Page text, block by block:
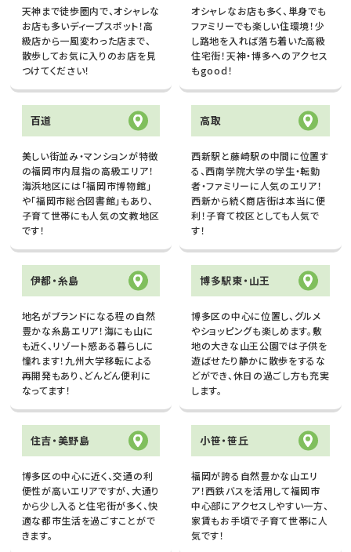
天神まで徒歩圏内で、オシャレな
お店も多いディープスポット！高
級店から一風変わった店まで、
散歩してお気に入りのお店を見
つけてください！
オシャレなお店も多く、単身でも
ファミリーでも楽しい住環境！少
し路地を入れば落ち着いた高級
住宅街！天神・博多へのアクセス
もgood！
百道
美しい街並み・マンションが特徴
の福岡市内屈指の高級エリア！
海浜地区には「福岡市博物館」
や「福岡市総合図書館」もあり、
子育て世帯にも人気の文教地区
です！
高取
西新駅と藤崎駅の中間に位置す
る、西南学院大学の学生・転勤
者・ファミリーに人気のエリア！
西新から続く商店街は本当に便
利！子育て校区としても人気で
す！
伊都・糸島
地名がブランドになる程の自然
豊かな糸島エリア！海にも山に
も近く、リゾート感ある暮らしに
憧れます！九州大学移転による
再開発もあり、どんどん便利に
なってます！
博多駅東・山王
博多区の中心に位置し、グルメ
やショッピングも楽しめます。敷
地の大きな山王公園では子供を
遊ばせたり静かに散歩をするな
どができ、休日の過ごし方も充実
します。
住吉・美野島
博多区の中心に近く、交通の利
便性が高いエリアですが、大通り
から少し入ると住宅街が多く、快
適な都市生活を過ごすことがで
きます。
小笹・笹丘
福岡が誇る自然豊かな山エリ
ア！西鉄バスを活用して福岡市
中心部にアクセスしやすい一方、
家賃もお手頃で子育て世帯に人
気です！